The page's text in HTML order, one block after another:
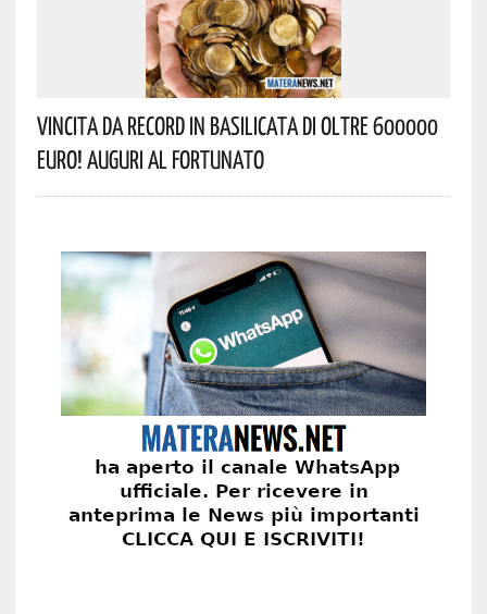
Vincita Da Record In Basilicata Di Oltre 600000
Euro! Auguri Al Fortunato